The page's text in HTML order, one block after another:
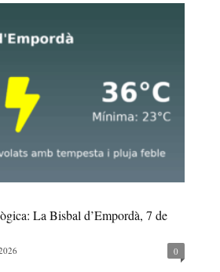
La Bisbal d’Empordà, 7 de
0